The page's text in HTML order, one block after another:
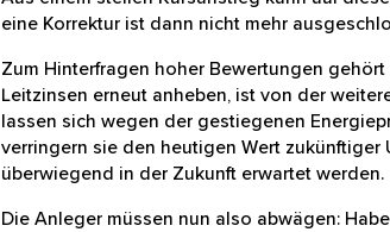
Aus einem steilen Kursanstieg kann auf
Zum Hinterfragen hoher Bewertungen
Leitzinsen erneut anheben, ist von der
Preissteigerungen, lassen sich wegen der
weiter angehoben, verringern sie den